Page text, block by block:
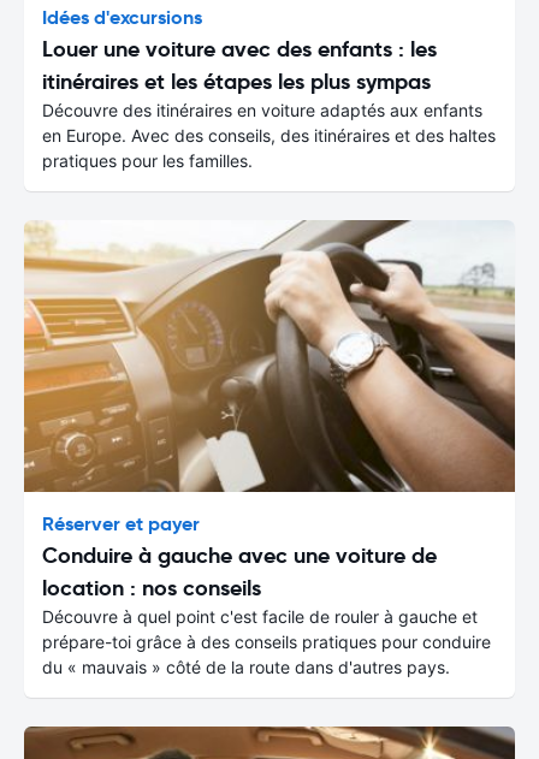
Idées d'excursions
Louer une voiture avec des enfants : les
itinéraires et les étapes les plus sympas
Découvre des itinéraires en voiture adaptés aux enfants
en Europe. Avec des conseils, des itinéraires et des haltes
pratiques pour les familles.
Réserver et payer
Conduire à gauche avec une voiture de
location : nos conseils
Découvre à quel point c'est facile de rouler à gauche et
prépare-toi grâce à des conseils pratiques pour conduire
du « mauvais » côté de la route dans d'autres pays.